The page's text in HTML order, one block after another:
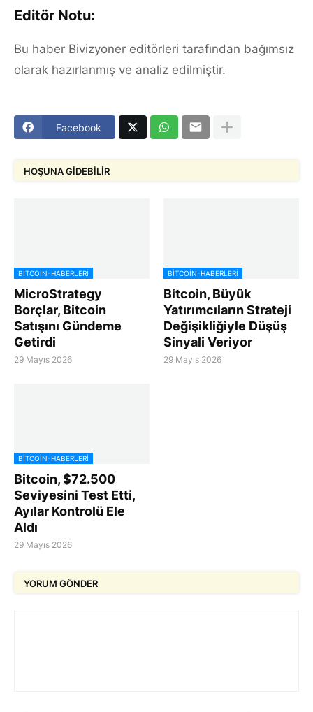
Editör Notu:
Bu haber Bivizyoner editörleri tarafından bağımsız
olarak hazırlanmış ve analiz edilmiştir.
Facebook
HOŞUNA GIDEBILIR
BITCOIN-HABERLERI
MicroStrategy
Borçlar, Bitcoin
Satışını Gündeme
Getirdi
29 Mayıs 2026
BITCOIN-HABERLERI
Bitcoin, Büyük
Yatırımcıların Strateji
Değişikliğiyle Düşüş
Sinyali Veriyor
29 Mayıs 2026
BITCOIN-HABERLERI
Bitcoin, $72.500
Seviyesini Test Etti,
Ayılar Kontrolü Ele
Aldı
29 Mayıs 2026
YORUM GÖNDER